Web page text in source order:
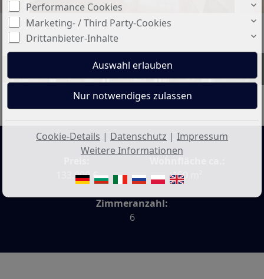
133.000 €
160 m²
Zimmeranzahl:
6
Performance Cookies
Marketing- / Third Party-Cookies
Drittanbieter-Inhalte
Cookie-Details | Datenschutz | Impressum
Weitere Informationen